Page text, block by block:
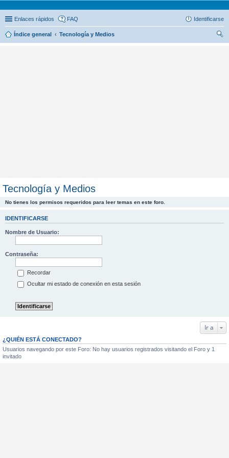
Enlaces rápidos FAQ Identificarse
Índice general
Tecnología y Medios
Tecnología y Medios
No tienes los permisos requeridos para leer temas en este foro.
IDENTIFICARSE
Nombre de Usuario:
Contraseña:
Recordar
Ocultar mi estado de conexión en esta sesión
Ir a
¿QUIÉN ESTÁ CONECTADO?
Usuarios navegando por este Foro: No hay usuarios registrados visitando el Foro y 1
invitado